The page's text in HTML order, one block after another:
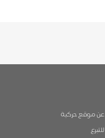
عن موقع حركية
للتبرع